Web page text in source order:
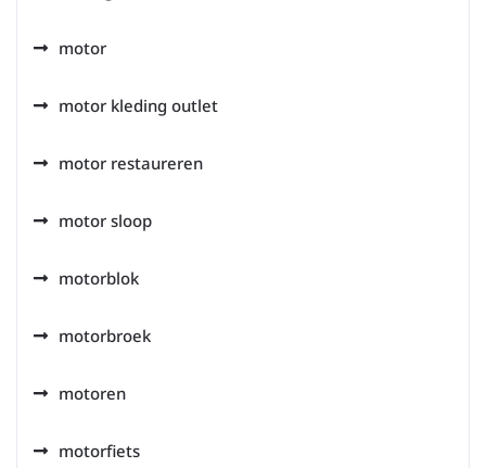
motor
motor kleding outlet
motor restaureren
motor sloop
motorblok
motorbroek
motoren
motorfiets